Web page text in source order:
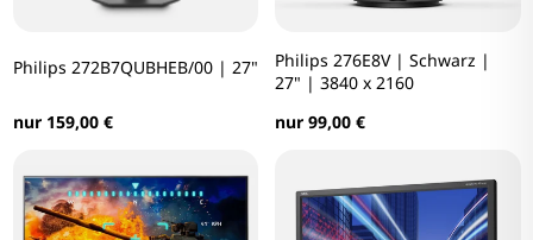
Philips 272B7QUBHEB/00 | 27"
nur 159,00 €
Philips 276E8V | Schwarz |
27" | 3840 x 2160
nur 99,00 €